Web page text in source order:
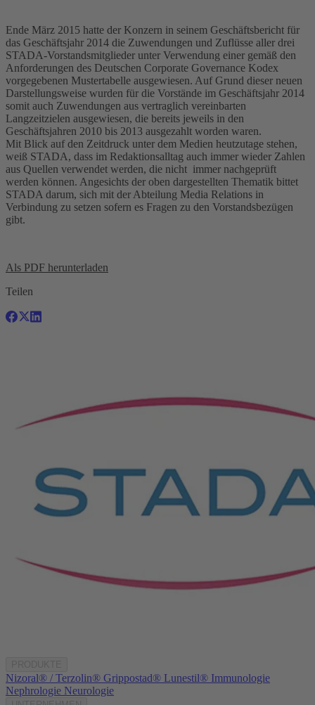
Ende März 2015 hatte der Konzern in seinem Geschäftsbericht für
das Geschäftsjahr 2014 die Zuwendungen und Zuflüsse aller drei
STADA-Vorstandsmitglieder unter Verwendung einer gemäß den
Anforderungen des Deutschen Corporate Governance Kodex
vorgegebenen Mustertabelle ausgewiesen. Auf Grund dieser neuen
Darstellungsweise wurden für die Vorstände im Geschäftsjahr 2014
somit auch Zuwendungen aus vertraglich vereinbarten
Langzeitzielen ausgewiesen, die bereits jeweils in den
Geschäftsjahren 2010 bis 2013 ausgezahlt worden waren.
Mit Blick auf den Zeitdruck unter dem Medien heutzutage stehen,
weiß STADA, dass im Redaktionsalltag auch immer wieder Zahlen
aus Quellen verwendet werden, die nicht immer nachgeprüft
werden können. Angesichts der oben dargestellten Thematik bittet
STADA darum, sich mit der Abteilung Media Relations in
Verbindung zu setzen sofern es Fragen zu den Vorstandsbezügen
gibt.
Als PDF herunterladen
Teilen
Nizoral® / Terzolin® Grippostad® Lunestil® Immunologie
Nephrologie Neurologie